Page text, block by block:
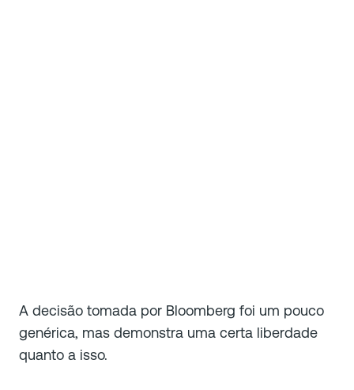
A decisão tomada por Bloomberg foi um pouco
genérica, mas demonstra uma certa liberdade
quanto a isso.